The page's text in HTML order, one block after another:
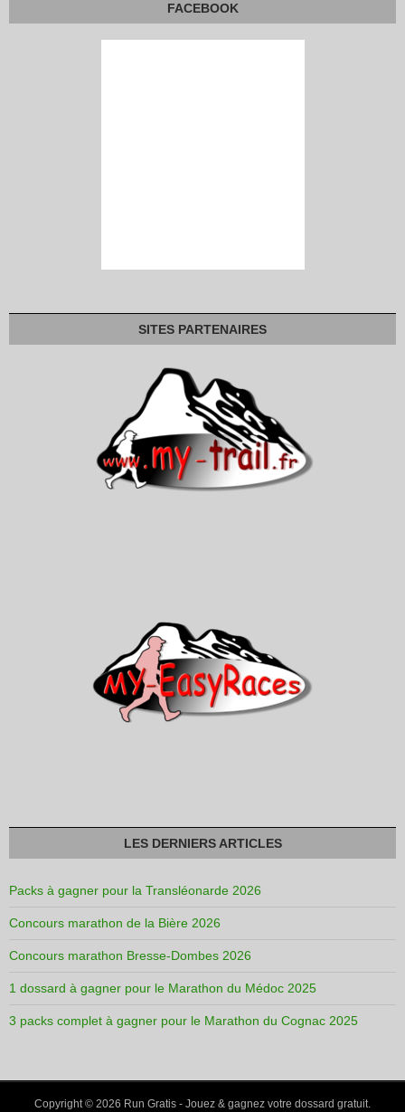
FACEBOOK
SITES PARTENAIRES
LES DERNIERS ARTICLES
Packs à gagner pour la Transléonarde 2026
Concours marathon de la Bière 2026
Concours marathon Bresse-Dombes 2026
1 dossard à gagner pour le Marathon du Médoc 2025
3 packs complet à gagner pour le Marathon du Cognac 2025
Copyright © 2026 Run Gratis - Jouez & gagnez votre dossard gratuit.